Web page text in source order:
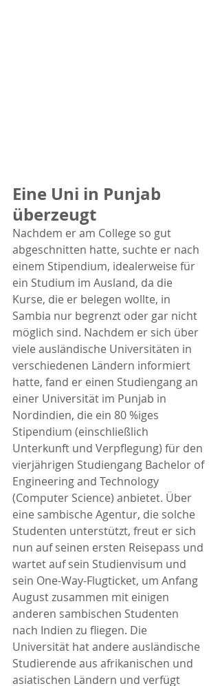
Eine Uni in Punjab
überzeugt
Nachdem er am College so gut
abgeschnitten hatte, suchte er nach
einem Stipendium, idealerweise für
ein Studium im Ausland, da die
Kurse, die er belegen wollte, in
Sambia nur begrenzt oder gar nicht
möglich sind. Nachdem er sich über
viele ausländische Universitäten in
verschiedenen Ländern informiert
hatte, fand er einen Studiengang an
einer Universität im Punjab in
Nordindien, die ein 80 %iges
Stipendium (einschließlich
Unterkunft und Verpflegung) für den
vierjährigen Studiengang Bachelor of
Engineering and Technology
(Computer Science) anbietet. Über
eine sambische Agentur, die solche
Studenten unterstützt, freut er sich
nun auf seinen ersten Reisepass und
wartet auf sein Studienvisum und
sein One-Way-Flugticket, um Anfang
August zusammen mit einigen
anderen sambischen Studenten
nach Indien zu fliegen. Die
Universität hat andere ausländische
Studierende aus afrikanischen und
asiatischen Ländern und verfügt